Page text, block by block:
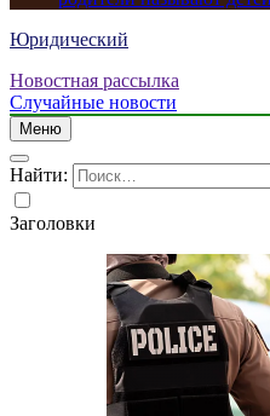
Юридический
Новостная рассылка
Случайные новости
Меню
Найти:
Заголовки